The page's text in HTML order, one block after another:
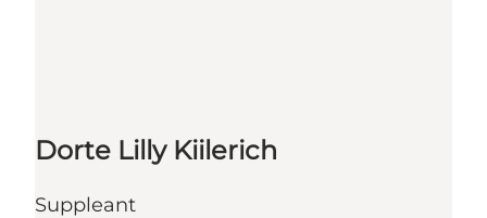
Dorte Lilly Kiilerich
Suppleant